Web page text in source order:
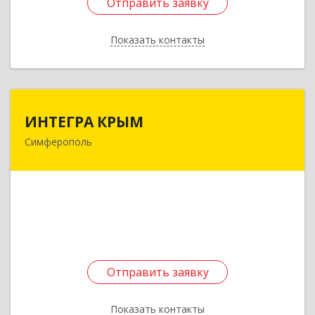
Показать контакты
Назад
ИНТЕГРА КРЫМ
Симферополь
Отправить заявку
Показать контакты
295022, Крым Респ, Симферополь г, Полюсная
Отправить заявку
Назад